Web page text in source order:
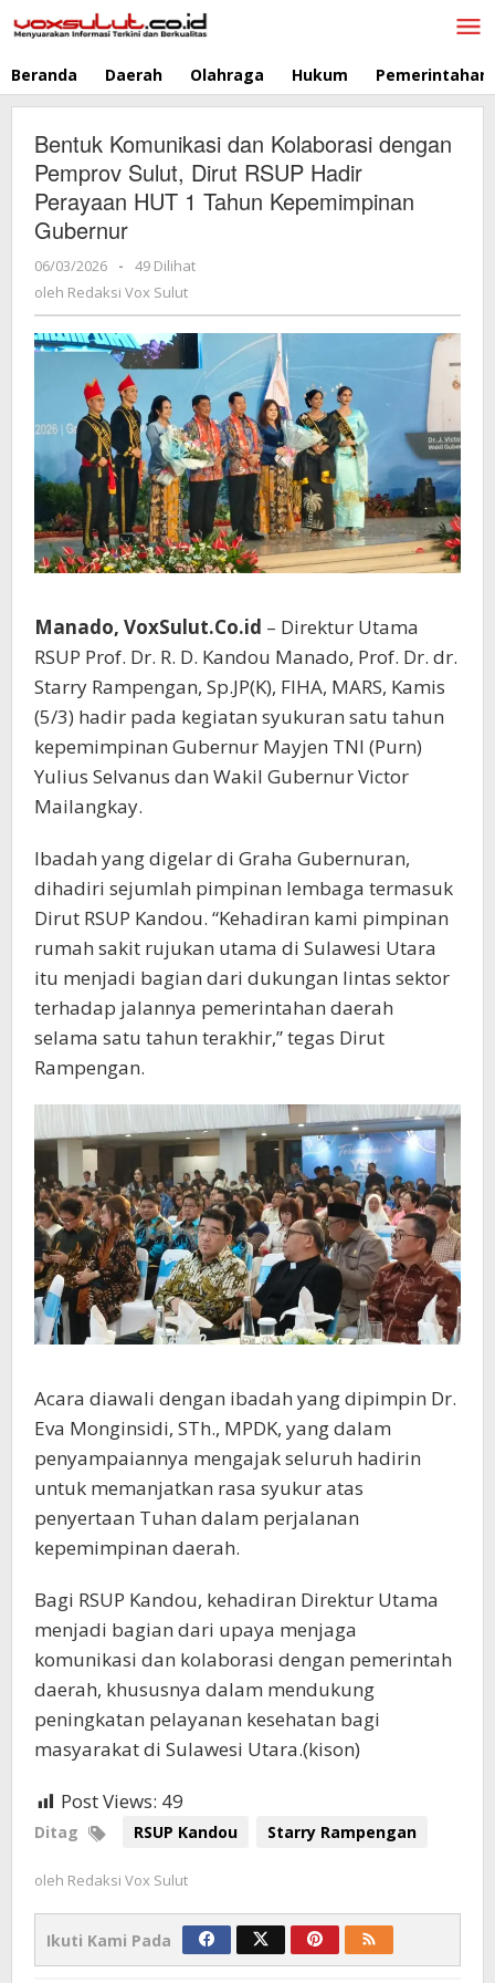
ke
Beranda Daerah Olahraga Hukum Pemerintahan
Bentuk Komunikasi dan Kolaborasi dengan
Pemprov Sulut, Dirut RSUP Hadir
Perayaan HUT 1 Tahun Kepemimpinan
Gubernur
06/03/2026
oleh
Redaksi
Sulut
-
49 Dilihat
oleh Redaksi Vox Sulut
Manado, VoxSulut.Co.id – Direktur Utama
RSUP Prof. Dr. R. D. Kandou Manado, Prof. Dr. dr.
Starry Rampengan, Sp.JP(K), FIHA, MARS, Kamis
(5/3) hadir pada kegiatan syukuran satu tahun
kepemimpinan Gubernur Mayjen TNI (Purn)
Yulius Selvanus dan Wakil Gubernur Victor
Mailangkay.
Ibadah yang digelar di Graha Gubernuran,
dihadiri sejumlah pimpinan lembaga termasuk
Dirut RSUP Kandou. “Kehadiran kami pimpinan
rumah sakit rujukan utama di Sulawesi Utara
itu menjadi bagian dari dukungan lintas sektor
terhadap jalannya pemerintahan daerah
selama satu tahun terakhir,” tegas Dirut
Rampengan.
Acara diawali dengan ibadah yang dipimpin Dr.
Eva Monginsidi, STh., MPDK, yang dalam
penyampaiannya mengajak seluruh hadirin
untuk memanjatkan rasa syukur atas
penyertaan Tuhan dalam perjalanan
kepemimpinan daerah.
Bagi RSUP Kandou, kehadiran Direktur Utama
menjadi bagian dari upaya menjaga
komunikasi dan kolaborasi dengan pemerintah
daerah, khususnya dalam mendukung
peningkatan pelayanan kesehatan bagi
masyarakat di Sulawesi Utara.(kison)
Post Views: 49
Ditag RSUP Kandou Starry Rampengan
oleh Redaksi Vox Sulut
Ikuti Kami Pada